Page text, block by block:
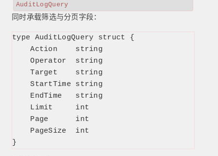
AuditLogQuery
同时承载筛选与分页字段：
type AuditLogQuery struct {
    Action    string
    Operator  string
    Target    string
    StartTime string
    EndTime   string
    Limit     int
    Page      int
    PageSize  int
}